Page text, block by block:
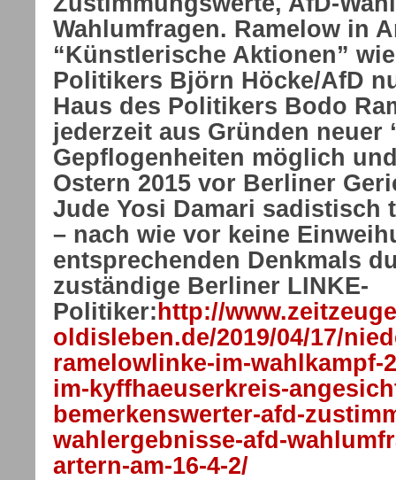
Wahlumfragen. Ramelow in
“Künstlerische Aktionen”
Politikers Björn Höcke/AfD
Haus des Politikers Bodo
jederzeit aus Gründen neuer
Gepflogenheiten möglich
Ostern 2015 vor Berliner
Jude Yosi Damari sadistisch
– nach wie vor keine
entsprechenden Denkmals
zuständige Berliner LINKE-
Politiker: http://
oldisleben.de/2019/04/17/
ramelowlinke-im-wahlkampf-
im-kyffhaeuserkreis-
bemerkenswerter-afd-
wahlergebnisse-afd-
artern-am-16-4-2/